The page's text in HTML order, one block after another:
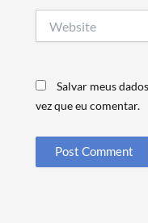
Salvar meus
vez que eu comentar.